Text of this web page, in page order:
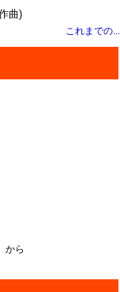
曲)
これまでの...
から